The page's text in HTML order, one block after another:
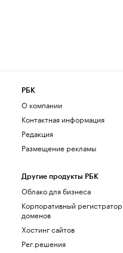
РБК
О компании
Контактная информация
Редакция
Размещение рекламы
Другие продукты РБК
Облако для бизнеса
Корпоративный регистратор
доменов
Хостинг сайтов
Рег.решения